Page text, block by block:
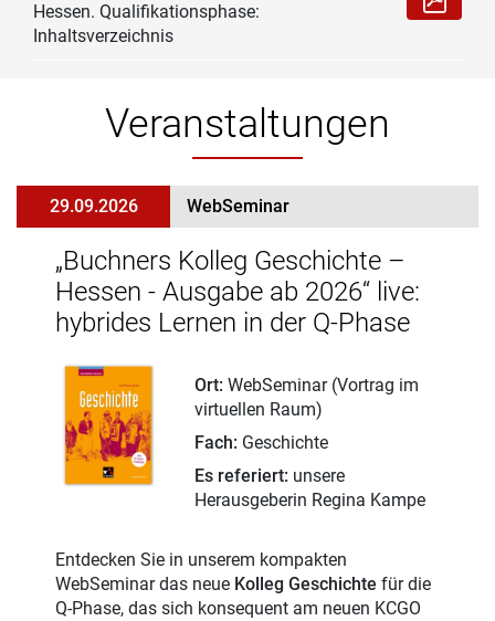
Hessen. Qualifikationsphase:
Inhaltsverzeichnis
Veranstaltungen
29.09.2026 WebSeminar
„Buchners Kolleg Geschichte –
Hessen - Ausgabe ab 2026“ live:
hybrides Lernen in der Q-Phase
Ort: WebSeminar (Vortrag im
virtuellen Raum)
Fach: Geschichte
Es referiert: unsere
Herausgeberin Regina Kampe
Entdecken Sie in unserem kompakten
WebSeminar das neue Kolleg Geschichte für die
Q-Phase, das sich konsequent am neuen KCGO